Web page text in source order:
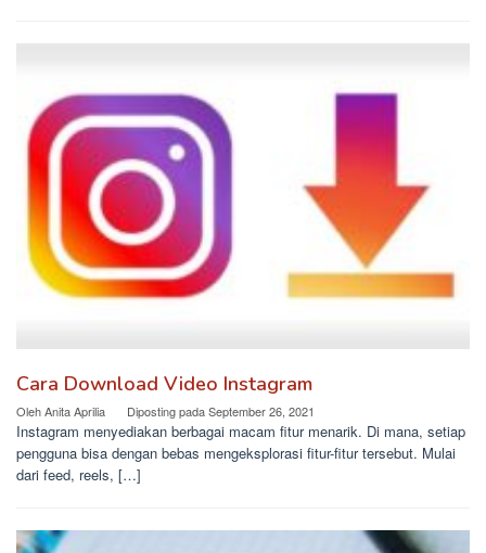
Cara Download Video Instagram
OlehAnita Aprilia Diposting padaSeptember 26, 2021
Instagram menyediakan berbagai macam fitur menarik. Di mana, setiap
pengguna bisa dengan bebas mengeksplorasi fitur-fitur tersebut. Mulai
dari feed, reels, […]